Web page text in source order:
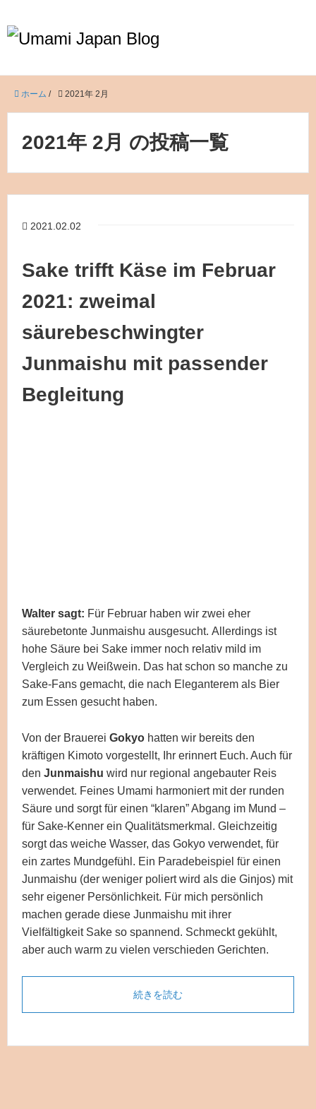
ホーム / 2021年 2月
2021年 2月 の投稿一覧
2021.02.02
Sake trifft Käse im Februar
2021: zweimal
säurebeschwingter
Junmaishu mit passender
Begleitung
Walter sagt: Für Februar haben wir zwei eher
säurebetonte Junmaishu ausgesucht. Allerdings ist
hohe Säure bei Sake immer noch relativ mild im
Vergleich zu Weißwein. Das hat schon so manche zu
Sake-Fans gemacht, die nach Eleganterem als Bier
zum Essen gesucht haben.
Von der Brauerei Gokyo hatten wir bereits den
kräftigen Kimoto vorgestellt, Ihr erinnert Euch. Auch für
den Junmaishu wird nur regional angebauter Reis
verwendet. Feines Umami harmoniert mit der runden
Säure und sorgt für einen “klaren” Abgang im Mund –
für Sake-Kenner ein Qualitätsmerkmal. Gleichzeitig
sorgt das weiche Wasser, das Gokyo verwendet, für
ein zartes Mundgefühl. Ein Paradebeispiel für einen
Junmaishu (der weniger poliert wird als die Ginjos) mit
sehr eigener Persönlichkeit. Für mich persönlich
machen gerade diese Junmaishu mit ihrer
Vielfältigkeit Sake so spannend. Schmeckt gekühlt,
aber auch warm zu vielen verschieden Gerichten.
続きを読む